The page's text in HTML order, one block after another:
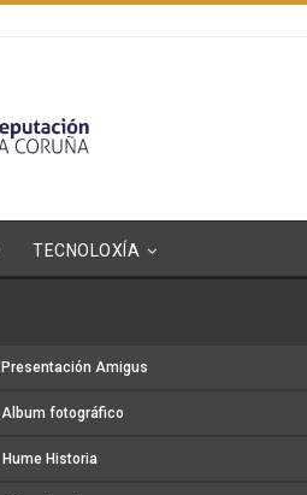
TECNOLOXÍA
Presentación Amigus
Album fotográfico
Hume Historia